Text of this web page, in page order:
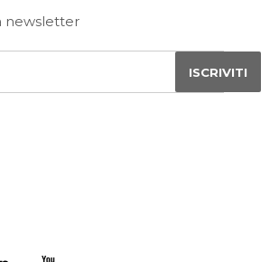
newsletter